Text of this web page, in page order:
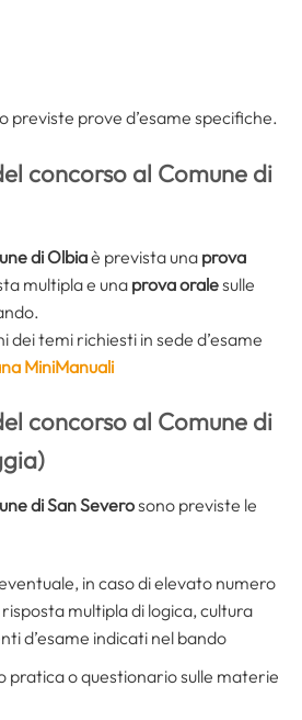
previste prove d’esame specifiche.
concorso al Comune di
di Olbiaè prevista una prova
multipla e una prova oralesulle
dei temi richiesti in sede d’esame
MiniManuali
concorso al Comune di
di San Severosono previste le
in caso di elevato numero
multipla di logica, cultura
d’esame indicati nel bando
pratica o questionario sulle materie